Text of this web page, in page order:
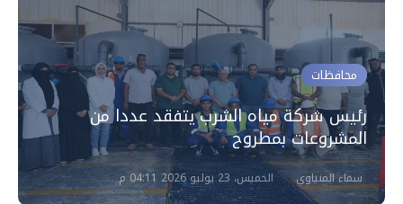
محافظات
رئيس شركة مياه الشرب يتفقد عددا من
المشروعات بمطروح
سماء المنياوي الخميس، 23 يوليو 2026 04:11 م